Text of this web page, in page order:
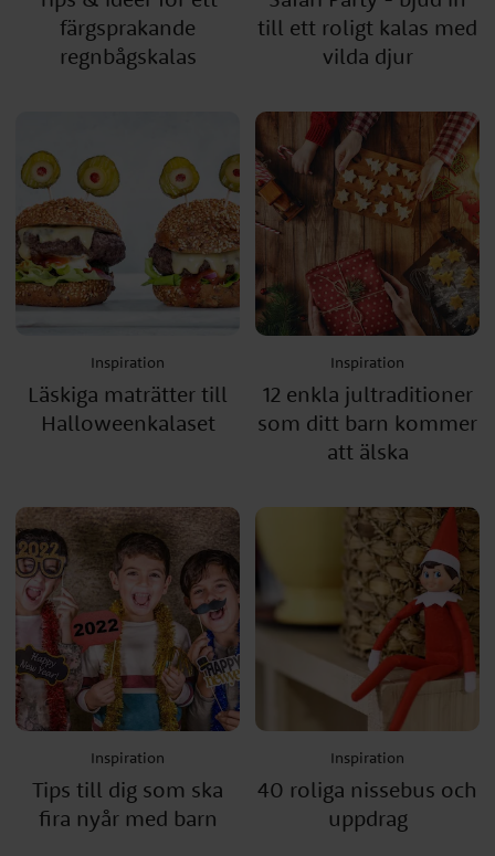
färgsprakande
regnbågskalas
till ett roligt kalas med
vilda djur
Inspiration
Läskiga maträtter till
Halloweenkalaset
Inspiration
12 enkla jultraditioner
som ditt barn kommer
att älska
Inspiration
Tips till dig som ska
fira nyår med barn
Inspiration
40 roliga nissebus och
uppdrag